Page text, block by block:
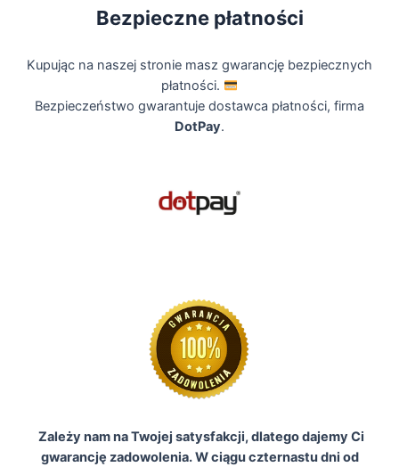
Bezpieczne płatności
Kupując na naszej stronie masz gwarancję bezpiecznych
płatności.
Bezpieczeństwo gwarantuje dostawca płatności, firma
DotPay.
Zależy nam na Twojej satysfakcji, dlatego dajemy Ci
gwarancję zadowolenia. W ciągu czternastu dni od